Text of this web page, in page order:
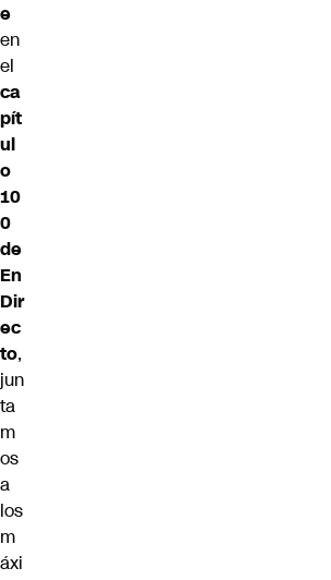
e
en
el
ca
pít
ul
o
10
0
de
En
Dir
ec
to,
jun
ta
m
os
a
los
m
áxi